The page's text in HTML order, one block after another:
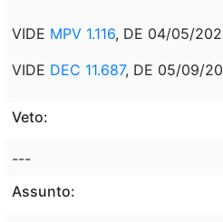
VIDE MPV 1.116, DE 04/05/
VIDE DEC 11.687, DE 05/09/
Veto:
---
Assunto: